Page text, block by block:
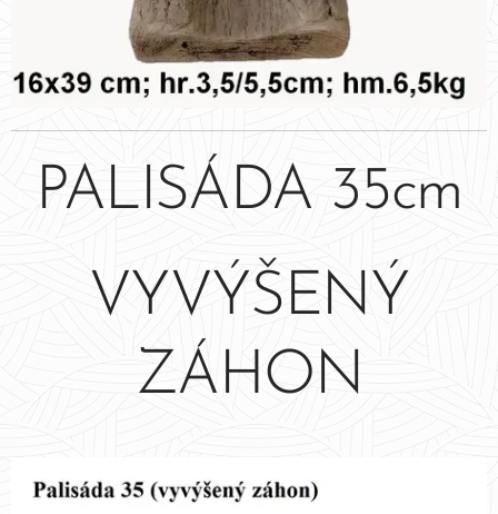
PALISÁDA 35cm
VYVÝŠENÝ
ZÁHON